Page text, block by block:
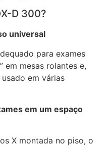
D 300?
universal
para exames
em mesas rolantes e,
em várias
em um espaço
X montada no piso, o